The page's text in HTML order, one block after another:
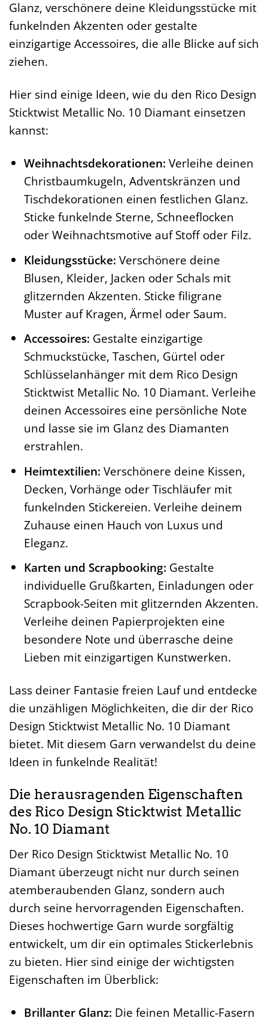
Glanz, verschönere deine Kleidungsstücke mit
funkelnden Akzenten oder gestalte
einzigartige Accessoires, die alle Blicke auf sich
ziehen.
Hier sind einige Ideen, wie du den Rico Design
Sticktwist Metallic No. 10 Diamant einsetzen
kannst:
Weihnachtsdekorationen: Verleihe deinen
Christbaumkugeln, Adventskränzen und
Tischdekorationen einen festlichen Glanz.
Sticke funkelnde Sterne, Schneeflocken
oder Weihnachtsmotive auf Stoff oder Filz.
Kleidungsstücke: Verschönere deine
Blusen, Kleider, Jacken oder Schals mit
glitzernden Akzenten. Sticke filigrane
Muster auf Kragen, Ärmel oder Saum.
Accessoires: Gestalte einzigartige
Schmuckstücke, Taschen, Gürtel oder
Schlüsselanhänger mit dem Rico Design
Sticktwist Metallic No. 10 Diamant. Verleihe
deinen Accessoires eine persönliche Note
und lasse sie im Glanz des Diamanten
erstrahlen.
Heimtextilien: Verschönere deine Kissen,
Decken, Vorhänge oder Tischläufer mit
funkelnden Stickereien. Verleihe deinem
Zuhause einen Hauch von Luxus und
Eleganz.
Karten und Scrapbooking: Gestalte
individuelle Grußkarten, Einladungen oder
Scrapbook-Seiten mit glitzernden Akzenten.
Verleihe deinen Papierprojekten eine
besondere Note und überrasche deine
Lieben mit einzigartigen Kunstwerken.
Lass deiner Fantasie freien Lauf und entdecke
die unzähligen Möglichkeiten, die dir der Rico
Design Sticktwist Metallic No. 10 Diamant
bietet. Mit diesem Garn verwandelst du deine
Ideen in funkelnde Realität!
Die herausragenden Eigenschaften
des Rico Design Sticktwist Metallic
No. 10 Diamant
Der Rico Design Sticktwist Metallic No. 10
Diamant überzeugt nicht nur durch seinen
atemberaubenden Glanz, sondern auch
durch seine hervorragenden Eigenschaften.
Dieses hochwertige Garn wurde sorgfältig
entwickelt, um dir ein optimales Stickerlebnis
zu bieten. Hier sind einige der wichtigsten
Eigenschaften im Überblick:
Brillanter Glanz: Die feinen Metallic-Fasern